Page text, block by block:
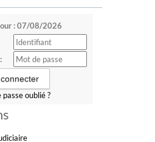
: 07/08/2026
oublié ?